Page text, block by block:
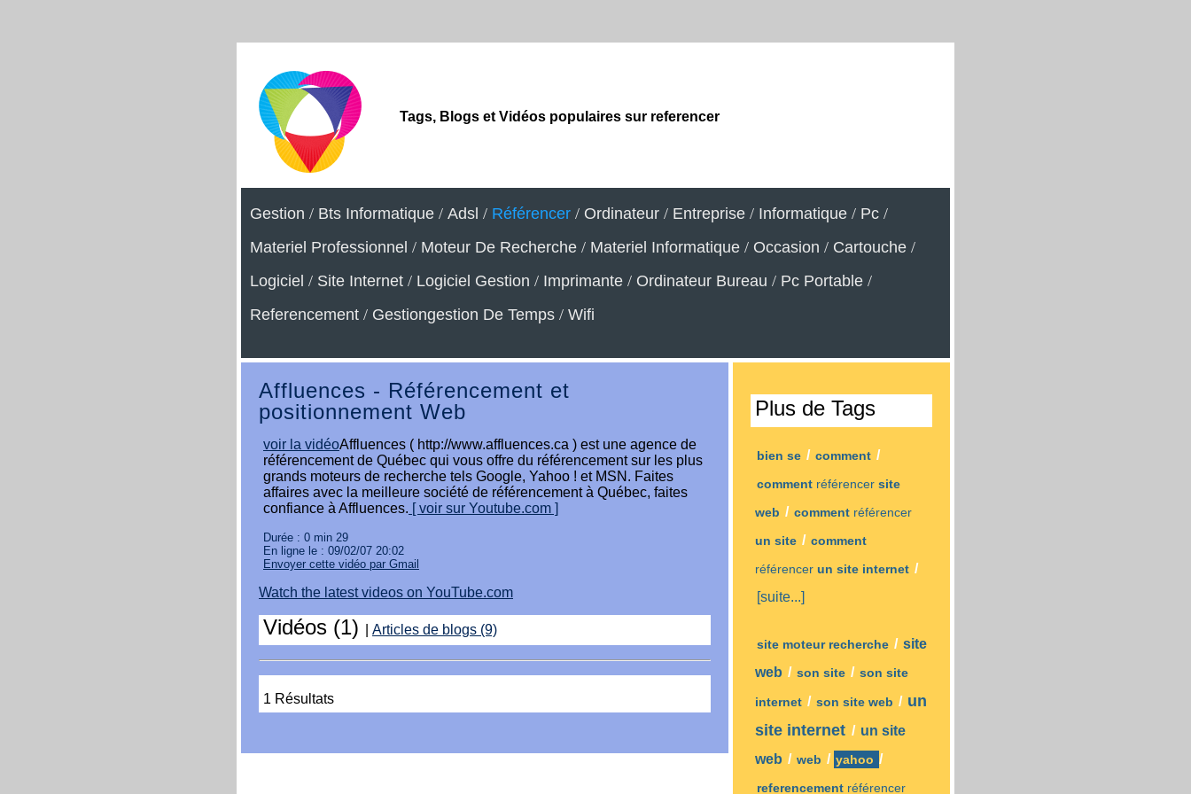
Tags, Blogs et Vidéos populaires sur referencer
Gestion / Bts Informatique / Adsl / Référencer / Ordinateur / Entreprise / Informatique / Pc /
Materiel Professionnel / Moteur De Recherche / Materiel Informatique / Occasion / Cartouche /
Logiciel / Site Internet / Logiciel Gestion / Imprimante / Ordinateur Bureau / Pc Portable /
Referencement / Gestiongestion De Temps / Wifi
Affluences - Référencement et
positionnement Web
voir la vidéoAffluences ( http://www.affluences.ca ) est une agence de
référencement de Québec qui vous offre du référencement sur les plus
grands moteurs de recherche tels Google, Yahoo ! et MSN. Faites
affaires avec la meilleure société de référencement à Québec, faites
confiance à Affluences. [ voir sur Youtube.com ]
Durée : 0 min 29
En ligne le : 09/02/07 20:02
Envoyer cette vidéo par Gmail
Watch the latest videos on YouTube.com
Vidéos (1) Articles de blogs (9)
1 Résultats
Plus de Tags
bien se / comment /
comment référencer site
web / comment référencer
un site / comment
référencer un site internet /
[suite...]
site moteur recherche / site
web / son site / son site
internet / son site web / un
site internet / un site
web / web / yahoo /
referencement référencer